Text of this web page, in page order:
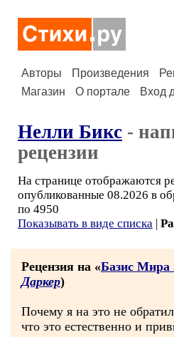
Авторы Произведения
Магазин
О портале Вход
Нелли Бикс -
рецензии
На странице отображаются
опубликованные 08.2026 в
по 4950
Показывать в виде списка |
Рецензия на «Базис Мира
Даркер)
Почему я на это не
что это естественно и